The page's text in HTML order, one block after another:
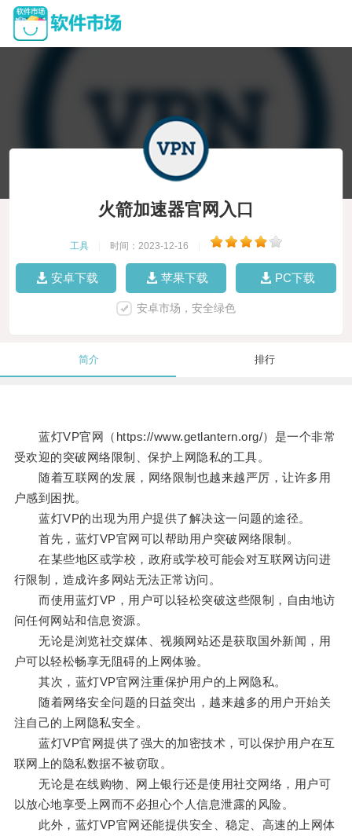
火箭加速器官网入口
工具 时间：2023-12-16
安卓下载 苹果下载 PC下载
安卓市场，安全绿色
简介 排行
蓝灯VP官网（https://www.getlantern.org/）是一个非常
受欢迎的突破网络限制、保护上网隐私的工具。
随着互联网的发展，网络限制也越来越严厉，让许多用
户感到困扰。
蓝灯VP的出现为用户提供了解决这一问题的途径。
首先，蓝灯VP官网可以帮助用户突破网络限制。
在某些地区或学校，政府或学校可能会对互联网访问进
行限制，造成许多网站无法正常访问。
而使用蓝灯VP，用户可以轻松突破这些限制，自由地访
问任何网站和信息资源。
无论是浏览社交媒体、视频网站还是获取国外新闻，用
户可以轻松畅享无阻碍的上网体验。
其次，蓝灯VP官网注重保护用户的上网隐私。
随着网络安全问题的日益突出，越来越多的用户开始关
注自己的上网隐私安全。
蓝灯VP官网提供了强大的加密技术，可以保护用户在互
联网上的隐私数据不被窃取。
无论是在线购物、网上银行还是使用社交网络，用户可
以放心地享受上网而不必担心个人信息泄露的风险。
此外，蓝灯VP官网还能提供安全、稳定、高速的上网体